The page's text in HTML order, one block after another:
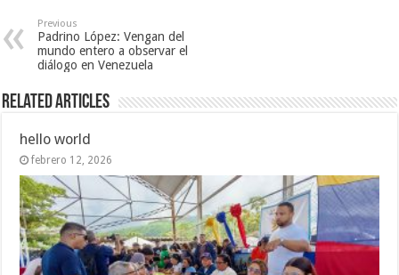
Previous
Padrino López: Vengan del
mundo entero a observar el
diálogo en Venezuela
Related Articles
hello world
febrero 12, 2026